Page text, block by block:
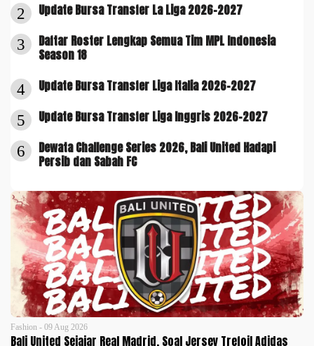
2 Update Bursa Transfer La Liga 2026-2027
3
Daftar Roster Lengkap Semua Tim MPL Indonesia
Season 18
4 Update Bursa Transfer Liga Italia 2026-2027
5 Update Bursa Transfer Liga Inggris 2026-2027
6
Dewata Challenge Series 2026, Bali United Hadapi
Persib dan Sabah FC
Fashion - 09 Aug 2026
Bali United Sejajar Real Madrid, Soal Jersey Trefoil Adidas